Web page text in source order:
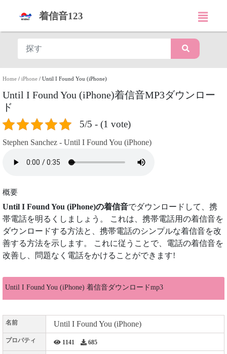
着信音123
Home / iPhone / Until I Found You (iPhone)
Until I Found You (iPhone)着信音MP3ダウンロー
ド
5/5 - (1 vote)
Stephen Sanchez - Until I Found You (iPhone)
概要
Until I Found You (iPhone)の着信音でダウンロードして、携
帯電話を明るくしましょう。 これは、携帯電話用の着信音を
ダウンロードする方法と、携帯電話のシンプルな着信音を改
善する方法を示します。 これに従うことで、電話の着信音を
改善し、問題なく電話をかけることができます!
Until I Found You (iPhone) 着信音ダウンロードmp3
名前 Until I Found You (iPhone)
プロパティ 1141 685